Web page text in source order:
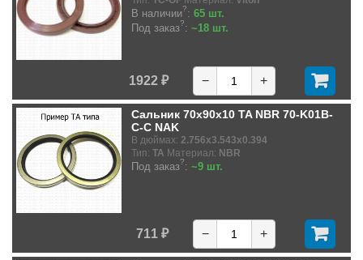
В наличии?: 65 шт.
Под заказ?: ~18 шт.
1922 ₽ − +
Сальник 70x90x10 TA NBR 70-K01B-
C-C NAK
В дюймах: 2.756x3.543x0.394
Тип: TA Материал: NBR
Под заказ?: ~9 шт.
711 ₽ − +